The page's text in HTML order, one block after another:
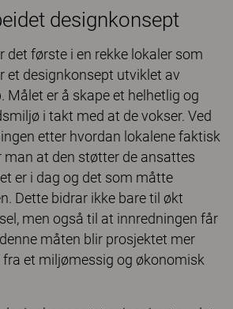
designkonsept
det første i en rekke lokaler som
et designkonsept utviklet av
Målet er å skape et helhetlig og
i takt med at de vokser. Ved
etter hvordan lokalene faktisk
man at den støtter de ansattes
er i dag og det som måtte
Dette bidrar ikke bare til økt
men også til at innredningen får
måten blir prosjektet mer
et miljømessig og økonomisk